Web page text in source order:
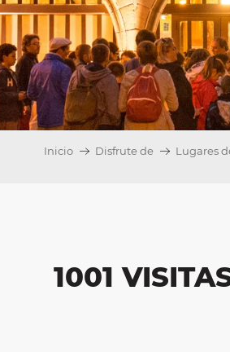
Inicio Disfrute de Lugares
1001